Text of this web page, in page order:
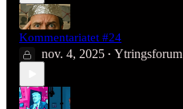
Kommentariatet #24
nov. 4, 2025 • Ytringsforum